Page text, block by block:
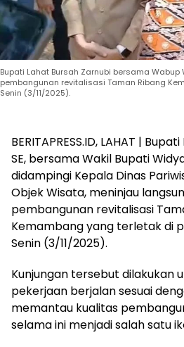
Bupati Lahat Bursah Zarnubi bersama
pembangunan revitalisasi Taman Ribang
Senin (3/11/2025).
BERITAPRESS.ID, LAHAT |
SE, bersama Wakil Bupati
didampingi Kepala Dinas
Objek Wisata, meninjau
pembangunan revitalisasi
Kemambang yang terletak di
Senin (3/11/2025).
Kunjungan tersebut dilakukan
pekerjaan berjalan sesuai
memantau kualitas
selama ini menjadi salah satu